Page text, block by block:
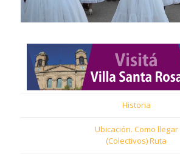
Historia
Ubicación. Como llegar
(Colectivos) Ruta